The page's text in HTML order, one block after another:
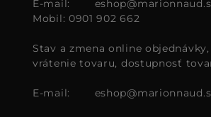
E-mail:
Mobil: 0901 902 662
Stav a zmena online
vrátenie tovaru, dostupnosť
E-mail: